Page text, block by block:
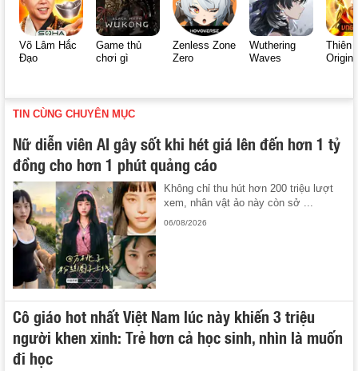
Võ Lâm Hắc
Đạo
Game thủ
chơi gì
Zenless Zone
Zero
Wuthering
Waves
Thiên
Origin
TIN CÙNG CHUYÊN MỤC
Nữ diễn viên AI gây sốt khi hét giá lên đến hơn 1 tỷ
đồng cho hơn 1 phút quảng cáo
Không chỉ thu hút hơn 200 triệu lượt
xem, nhân vật ảo này còn sở ...
06/08/2026
Cô giáo hot nhất Việt Nam lúc này khiến 3 triệu
người khen xinh: Trẻ hơn cả học sinh, nhìn là muốn
đi học